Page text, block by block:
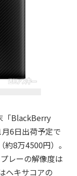
「BlackBerry
6日出荷予定で
8万4500円）。
レーの解像度は
ヘキサコアの